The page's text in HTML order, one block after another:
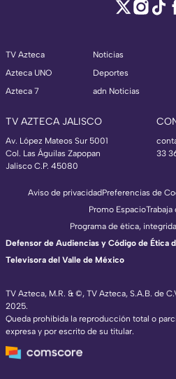
TV Azteca
Azteca UNO
Azteca 7
Noticias
Deportes
adn Noticias
TV AZTECA JALISCO
Av. López Mateos Sur 5001
Col. Las Águilas Zapopan
Jalisco C.P. 45080
33
TV Azteca, M.R. & ©, TV Azteca, S.A.B. de
2025.
Queda prohibida la reproducción total o
expresa y por escrito de su titular.
Aviso de privacidadPreferencias de
Promo EspacioTrabaja
Programa de ética,
Defensor de Audiencias y Código de Ética
Televisora del Valle de México